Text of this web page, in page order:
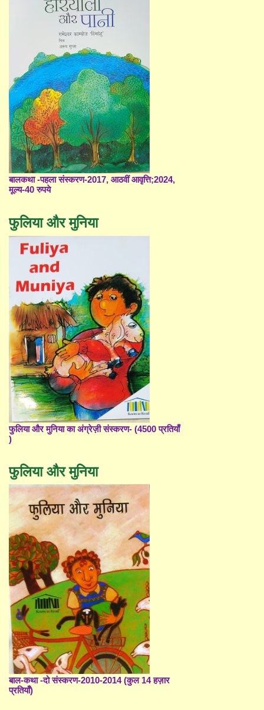
बालकथा -पहला संस्करण-2017, आठवीं आवृत्ति;2024,
मूल्य-40 रुपये
फुलिया और मुनिया
फुलिया और मुनिया का अंग्रेज़ी संस्करण- (4500 प्रतियाँ
)
फुलिया और मुनिया
बाल-कथा -दो संस्करण-2010-2014 (कुल 14 हज़ार
प्रतियाँ)